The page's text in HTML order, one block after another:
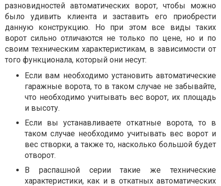
разновидностей автоматических ворот, чтобы можно
было удивить клиента и заставить его приобрести
данную конструкцию. Но при этом все виды таких
ворот сильно отличаются не только по цене, но и по
своим техническим характеристикам, в зависимости от
того функционала, который они несут:
Если вам необходимо установить автоматические
гаражные ворота, то в таком случае не забывайте,
что необходимо учитывать вес ворот, их площадь
и высоту.
Если вы устанавливаете откатные ворота, то в
таком случае необходимо учитывать вес ворот и
вес створки, а также то, насколько большой будет
отворот.
В распашной серии такие же технические
характеристики, как и в откатных автоматических